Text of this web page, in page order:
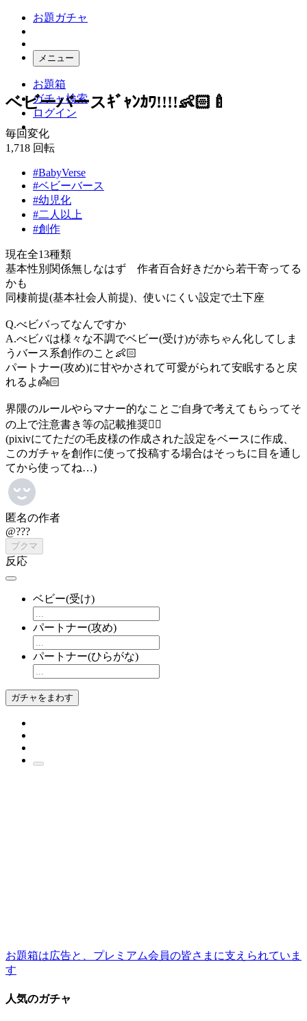
お題ガチャ
メニュー
お題箱
ガチャ検索
ログイン
ベビーバースｷﾞｬﾝｶﾜ!!!!👶🏻🍼
毎回変化
1,718 回転
#BabyVerse
#ベビーバース
#幼児化
#二人以上
#創作
現在全13種類
基本性別関係無しなはず 作者百合好きだから若干寄ってる
かも
同棲前提(基本社会人前提)、使いにくい設定で土下座
Q.べビバってなんですか
A.べビバは様々な不調でベビー(受け)が赤ちゃん化してしま
うバース系創作のこと👶🏻
パートナー(攻め)に甘やかされて可愛がられて安眠すると戻
れるよ👼🏻
界隈のルールやらマナー的なことご自身で考えてもらってそ
の上で注意書き等の記載推奨✍🏻
(pixivにてただの毛皮様の作成された設定をベースに作成、
このガチャを創作に使って投稿する場合はそっちに目を通し
てから使ってね…)
匿名の作者
@???
ブクマ
反応
ベビー(受け)
パートナー(攻め)
パートナー(ひらがな)
ガチャをまわす
お題箱は広告と、プレミアム会員の皆さまに支えられていま
す
人気のガチャ